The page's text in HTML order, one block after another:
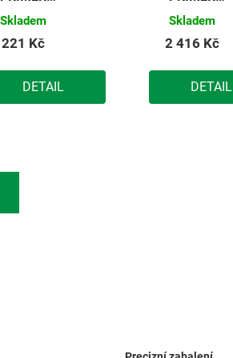
ALKYD
alkydová
na
0,8kg
Skladem
221 Kč
DETAIL
ALKYD
alkydová
barva na
dřevo 10kg
Skladem
2 416 Kč
DETAIL